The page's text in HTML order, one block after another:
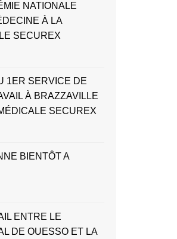
NATIONALE
À LA
SECUREX
1ER SERVICE DE
À BRAZZAVILLE
SECUREX
BIENTÔT A
ENTRE LE
DE OUESSO ET LA